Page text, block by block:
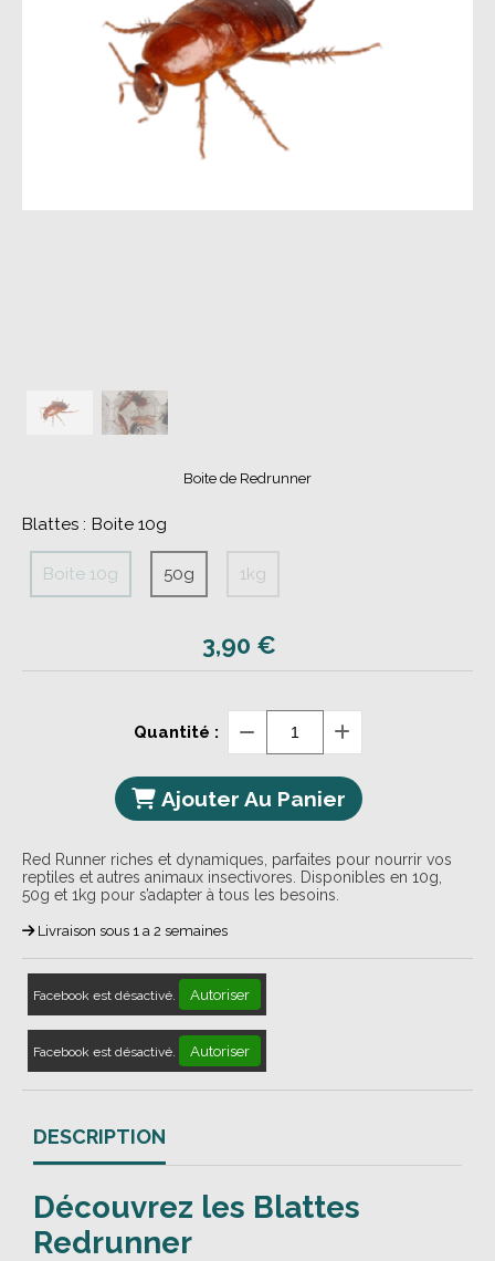
Boite de Redrunner
Blattes : Boite 10g
Boite 10g 50g 1kg
3,90 €
Quantité :
Ajouter Au Panier
Red Runner riches et dynamiques, parfaites pour nourrir vos
reptiles et autres animaux insectivores. Disponibles en 10g,
50g et 1kg pour s’adapter à tous les besoins.
Livraison sous 1 a 2 semaines
Facebook est désactivé. Autoriser
Facebook est désactivé. Autoriser
DESCRIPTION
Découvrez les Blattes
Redrunner